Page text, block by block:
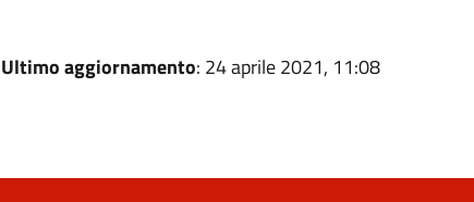
Ultimo aggiornamento: 24 aprile 2021, 11:08